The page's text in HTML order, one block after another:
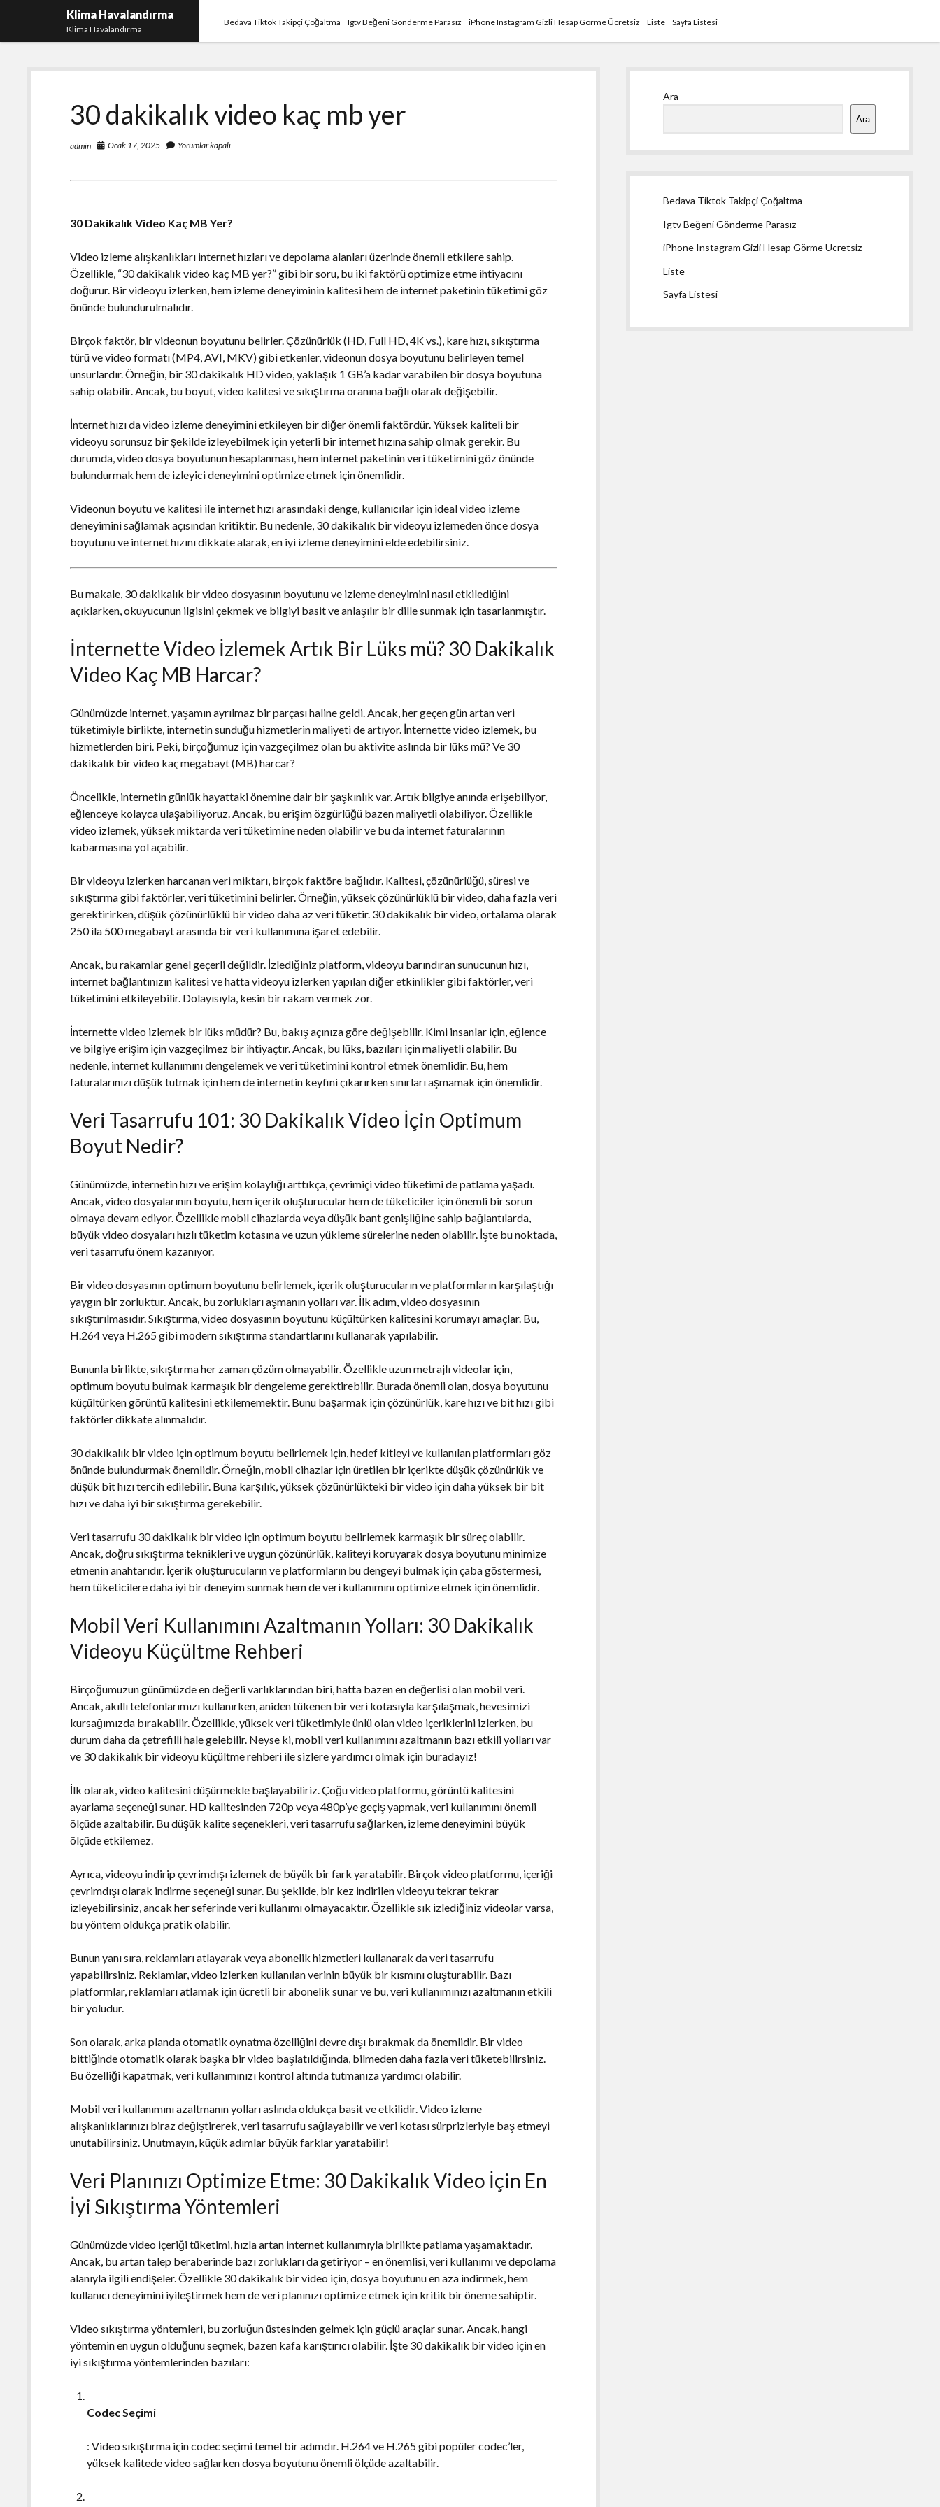
Klima Havalandırma
Klima Havalandırma
Bedava Tiktok Takipçi Çoğaltma Igtv Beğeni Gönderme Parasız iPhone Instagram Gizli Hesap Görme Ücretsiz Liste Sayfa Listesi
30 dakikalık video kaç mb yer
admin Ocak 17, 2025 Yorumlar kapalı
30 Dakikalık Video Kaç MB Yer?
Video izleme alışkanlıkları internet hızları ve depolama alanları üzerinde önemli etkilere sahip.
Özellikle, “30 dakikalık video kaç MB yer?” gibi bir soru, bu iki faktörü optimize etme ihtiyacını
doğurur. Bir videoyu izlerken, hem izleme deneyiminin kalitesi hem de internet paketinin tüketimi göz
önünde bulundurulmalıdır.
Birçok faktör, bir videonun boyutunu belirler. Çözünürlük (HD, Full HD, 4K vs.), kare hızı, sıkıştırma
türü ve video formatı (MP4, AVI, MKV) gibi etkenler, videonun dosya boyutunu belirleyen temel
unsurlardır. Örneğin, bir 30 dakikalık HD video, yaklaşık 1 GB’a kadar varabilen bir dosya boyutuna
sahip olabilir. Ancak, bu boyut, video kalitesi ve sıkıştırma oranına bağlı olarak değişebilir.
İnternet hızı da video izleme deneyimini etkileyen bir diğer önemli faktördür. Yüksek kaliteli bir
videoyu sorunsuz bir şekilde izleyebilmek için yeterli bir internet hızına sahip olmak gerekir. Bu
durumda, video dosya boyutunun hesaplanması, hem internet paketinin veri tüketimini göz önünde
bulundurmak hem de izleyici deneyimini optimize etmek için önemlidir.
Videonun boyutu ve kalitesi ile internet hızı arasındaki denge, kullanıcılar için ideal video izleme
deneyimini sağlamak açısından kritiktir. Bu nedenle, 30 dakikalık bir videoyu izlemeden önce dosya
boyutunu ve internet hızını dikkate alarak, en iyi izleme deneyimini elde edebilirsiniz.
Bu makale, 30 dakikalık bir video dosyasının boyutunu ve izleme deneyimini nasıl etkilediğini
açıklarken, okuyucunun ilgisini çekmek ve bilgiyi basit ve anlaşılır bir dille sunmak için tasarlanmıştır.
İnternette Video İzlemek Artık Bir Lüks mü? 30 Dakikalık
Video Kaç MB Harcar?
Günümüzde internet, yaşamın ayrılmaz bir parçası haline geldi. Ancak, her geçen gün artan veri
tüketimiyle birlikte, internetin sunduğu hizmetlerin maliyeti de artıyor. İnternette video izlemek, bu
hizmetlerden biri. Peki, birçoğumuz için vazgeçilmez olan bu aktivite aslında bir lüks mü? Ve 30
dakikalık bir video kaç megabayt (MB) harcar?
Öncelikle, internetin günlük hayattaki önemine dair bir şaşkınlık var. Artık bilgiye anında erişebiliyor,
eğlenceye kolayca ulaşabiliyoruz. Ancak, bu erişim özgürlüğü bazen maliyetli olabiliyor. Özellikle
video izlemek, yüksek miktarda veri tüketimine neden olabilir ve bu da internet faturalarının
kabarmasına yol açabilir.
Bir videoyu izlerken harcanan veri miktarı, birçok faktöre bağlıdır. Kalitesi, çözünürlüğü, süresi ve
sıkıştırma gibi faktörler, veri tüketimini belirler. Örneğin, yüksek çözünürlüklü bir video, daha fazla veri
gerektirirken, düşük çözünürlüklü bir video daha az veri tüketir. 30 dakikalık bir video, ortalama olarak
250 ila 500 megabayt arasında bir veri kullanımına işaret edebilir.
Ancak, bu rakamlar genel geçerli değildir. İzlediğiniz platform, videoyu barındıran sunucunun hızı,
internet bağlantınızın kalitesi ve hatta videoyu izlerken yapılan diğer etkinlikler gibi faktörler, veri
tüketimini etkileyebilir. Dolayısıyla, kesin bir rakam vermek zor.
İnternette video izlemek bir lüks müdür? Bu, bakış açınıza göre değişebilir. Kimi insanlar için, eğlence
ve bilgiye erişim için vazgeçilmez bir ihtiyaçtır. Ancak, bu lüks, bazıları için maliyetli olabilir. Bu
nedenle, internet kullanımını dengelemek ve veri tüketimini kontrol etmek önemlidir. Bu, hem
faturalarınızı düşük tutmak için hem de internetin keyfini çıkarırken sınırları aşmamak için önemlidir.
Veri Tasarrufu 101: 30 Dakikalık Video İçin Optimum
Boyut Nedir?
Günümüzde, internetin hızı ve erişim kolaylığı arttıkça, çevrimiçi video tüketimi de patlama yaşadı.
Ancak, video dosyalarının boyutu, hem içerik oluşturucular hem de tüketiciler için önemli bir sorun
olmaya devam ediyor. Özellikle mobil cihazlarda veya düşük bant genişliğine sahip bağlantılarda,
büyük video dosyaları hızlı tüketim kotasına ve uzun yükleme sürelerine neden olabilir. İşte bu noktada,
veri tasarrufu önem kazanıyor.
Bir video dosyasının optimum boyutunu belirlemek, içerik oluşturucuların ve platformların karşılaştığı
yaygın bir zorluktur. Ancak, bu zorlukları aşmanın yolları var. İlk adım, video dosyasının
sıkıştırılmasıdır. Sıkıştırma, video dosyasının boyutunu küçültürken kalitesini korumayı amaçlar. Bu,
H.264 veya H.265 gibi modern sıkıştırma standartlarını kullanarak yapılabilir.
Bununla birlikte, sıkıştırma her zaman çözüm olmayabilir. Özellikle uzun metrajlı videolar için,
optimum boyutu bulmak karmaşık bir dengeleme gerektirebilir. Burada önemli olan, dosya boyutunu
küçültürken görüntü kalitesini etkilememektir. Bunu başarmak için çözünürlük, kare hızı ve bit hızı gibi
faktörler dikkate alınmalıdır.
30 dakikalık bir video için optimum boyutu belirlemek için, hedef kitleyi ve kullanılan platformları göz
önünde bulundurmak önemlidir. Örneğin, mobil cihazlar için üretilen bir içerikte düşük çözünürlük ve
düşük bit hızı tercih edilebilir. Buna karşılık, yüksek çözünürlükteki bir video için daha yüksek bir bit
hızı ve daha iyi bir sıkıştırma gerekebilir.
Veri tasarrufu 30 dakikalık bir video için optimum boyutu belirlemek karmaşık bir süreç olabilir.
Ancak, doğru sıkıştırma teknikleri ve uygun çözünürlük, kaliteyi koruyarak dosya boyutunu minimize
etmenin anahtarıdır. İçerik oluşturucuların ve platformların bu dengeyi bulmak için çaba göstermesi,
hem tüketicilere daha iyi bir deneyim sunmak hem de veri kullanımını optimize etmek için önemlidir.
Mobil Veri Kullanımını Azaltmanın Yolları: 30 Dakikalık
Videoyu Küçültme Rehberi
Birçoğumuzun günümüzde en değerli varlıklarından biri, hatta bazen en değerlisi olan mobil veri.
Ancak, akıllı telefonlarımızı kullanırken, aniden tükenen bir veri kotasıyla karşılaşmak, hevesimizi
kursağımızda bırakabilir. Özellikle, yüksek veri tüketimiyle ünlü olan video içeriklerini izlerken, bu
durum daha da çetrefilli hale gelebilir. Neyse ki, mobil veri kullanımını azaltmanın bazı etkili yolları var
ve 30 dakikalık bir videoyu küçültme rehberi ile sizlere yardımcı olmak için buradayız!
İlk olarak, video kalitesini düşürmekle başlayabiliriz. Çoğu video platformu, görüntü kalitesini
ayarlama seçeneği sunar. HD kalitesinden 720p veya 480p’ye geçiş yapmak, veri kullanımını önemli
ölçüde azaltabilir. Bu düşük kalite seçenekleri, veri tasarrufu sağlarken, izleme deneyimini büyük
ölçüde etkilemez.
Ayrıca, videoyu indirip çevrimdışı izlemek de büyük bir fark yaratabilir. Birçok video platformu, içeriği
çevrimdışı olarak indirme seçeneği sunar. Bu şekilde, bir kez indirilen videoyu tekrar tekrar
izleyebilirsiniz, ancak her seferinde veri kullanımı olmayacaktır. Özellikle sık izlediğiniz videolar varsa,
bu yöntem oldukça pratik olabilir.
Bunun yanı sıra, reklamları atlayarak veya abonelik hizmetleri kullanarak da veri tasarrufu
yapabilirsiniz. Reklamlar, video izlerken kullanılan verinin büyük bir kısmını oluşturabilir. Bazı
platformlar, reklamları atlamak için ücretli bir abonelik sunar ve bu, veri kullanımınızı azaltmanın etkili
bir yoludur.
Son olarak, arka planda otomatik oynatma özelliğini devre dışı bırakmak da önemlidir. Bir video
bittiğinde otomatik olarak başka bir video başlatıldığında, bilmeden daha fazla veri tüketebilirsiniz.
Bu özelliği kapatmak, veri kullanımınızı kontrol altında tutmanıza yardımcı olabilir.
Mobil veri kullanımını azaltmanın yolları aslında oldukça basit ve etkilidir. Video izleme
alışkanlıklarınızı biraz değiştirerek, veri tasarrufu sağlayabilir ve veri kotası sürprizleriyle baş etmeyi
unutabilirsiniz. Unutmayın, küçük adımlar büyük farklar yaratabilir!
Veri Planınızı Optimize Etme: 30 Dakikalık Video İçin En
İyi Sıkıştırma Yöntemleri
Günümüzde video içeriği tüketimi, hızla artan internet kullanımıyla birlikte patlama yaşamaktadır.
Ancak, bu artan talep beraberinde bazı zorlukları da getiriyor – en önemlisi, veri kullanımı ve depolama
alanıyla ilgili endişeler. Özellikle 30 dakikalık bir video için, dosya boyutunu en aza indirmek, hem
kullanıcı deneyimini iyileştirmek hem de veri planınızı optimize etmek için kritik bir öneme sahiptir.
Video sıkıştırma yöntemleri, bu zorluğun üstesinden gelmek için güçlü araçlar sunar. Ancak, hangi
yöntemin en uygun olduğunu seçmek, bazen kafa karıştırıcı olabilir. İşte 30 dakikalık bir video için en
iyi sıkıştırma yöntemlerinden bazıları:
Codec Seçimi
: Video sıkıştırma için codec seçimi temel bir adımdır. H.264 ve H.265 gibi popüler codec’ler,
yüksek kalitede video sağlarken dosya boyutunu önemli ölçüde azaltabilir.
Ara
Ara
Bedava Tiktok Takipçi Çoğaltma
Igtv Beğeni Gönderme Parasız
iPhone Instagram Gizli Hesap Görme Ücretsiz
Liste
Sayfa Listesi